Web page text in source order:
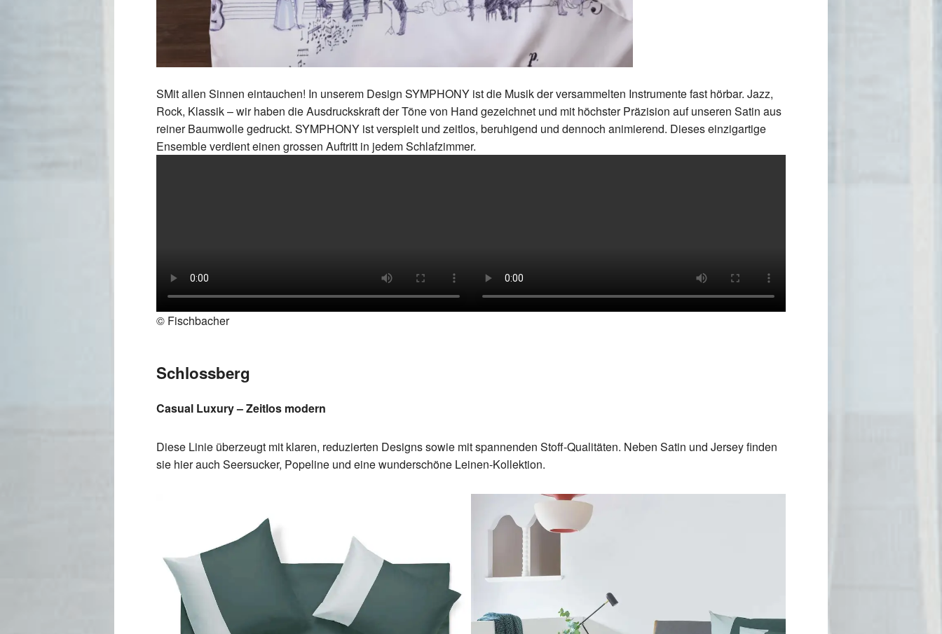
SMit allen Sinnen eintauchen! In unserem Design SYMPHONY ist die Musik der versammelten Instrumente fast hörbar. Jazz,
Rock, Klassik – wir haben die Ausdruckskraft der Töne von Hand gezeichnet und mit höchster Präzision auf unseren Satin aus
reiner Baumwolle gedruckt. SYMPHONY ist verspielt und zeitlos, beruhigend und dennoch animierend. Dieses einzigartige
Ensemble verdient einen grossen Auftritt in jedem Schlafzimmer.
© Fischbacher
Schlossberg
Casual Luxury – Zeitlos modern
Diese Linie überzeugt mit klaren, reduzierten Designs sowie mit spannenden Stoff-Qualitäten. Neben Satin und Jersey finden
sie hier auch Seersucker, Popeline und eine wunderschöne Leinen-Kollektion.